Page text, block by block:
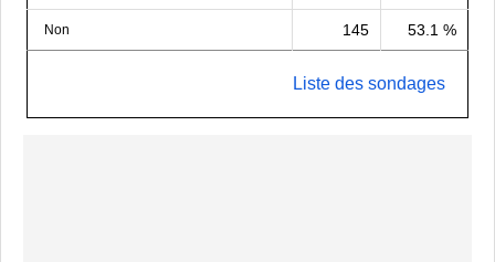
Non 145 53.1 %
Liste des sondages